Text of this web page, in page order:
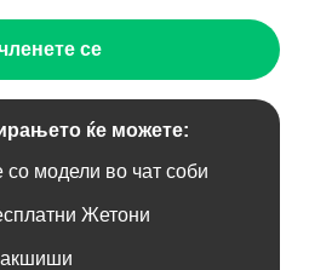
се
ќе можете:
со модели во чат соби
Жетони